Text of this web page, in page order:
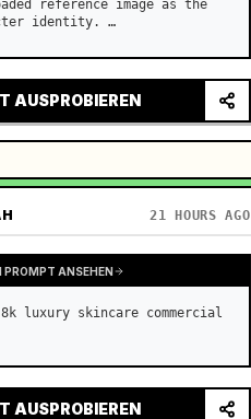
reference image as the
identity. …
AUSPROBIEREN
21 HOURS AGO
PROMPT ANSEHEN
luxury skincare commercial
AUSPROBIEREN